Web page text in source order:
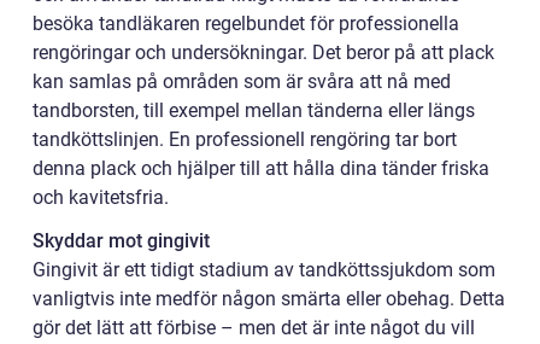
besöka tandläkaren regelbundet för professionella
rengöringar och undersökningar. Det beror på att plack
kan samlas på områden som är svåra att nå med
tandborsten, till exempel mellan tänderna eller längs
tandköttslinjen. En professionell rengöring tar bort
denna plack och hjälper till att hålla dina tänder friska
och kavitetsfria.
Skyddar mot gingivit
Gingivit är ett tidigt stadium av tandköttssjukdom som
vanligtvis inte medför någon smärta eller obehag. Detta
gör det lätt att förbise – men det är inte något du vill